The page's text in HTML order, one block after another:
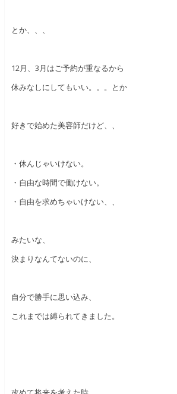
とか、、、
12月、3月はご予約が重なるから
休みなしにしてもいい。。。とか
好きで始めた美容師だけど、、
・休んじゃいけない。
・自由な時間で働けない。
・自由を求めちゃいけない、、
みたいな、
決まりなんてないのに、
自分で勝手に思い込み、
これまでは縛られてきました。